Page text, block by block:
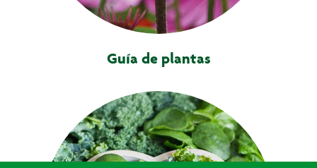
Guía de plantas